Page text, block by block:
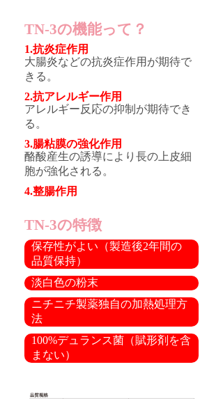
TN-3の機能って？
1.抗炎症作用
大腸炎などの抗炎症作用が期待で
きる。
2.抗アレルギー作用
アレルギー反応の抑制が期待でき
る。
3.腸粘膜の強化作用
酪酸産生の誘導により長の上皮細
胞が強化される。
4.整腸作用
TN-3の特徴
保存性がよい（製造後2年間の
品質保持）
淡白色の粉末
ニチニチ製薬独自の加熱処理方
法
100%デュランス菌（賦形剤を含
まない）